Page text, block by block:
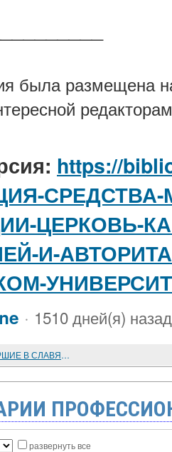
была размещена
https://
ЦЕРКОВЬ-
И-
· 1510 дней(я) назад
"НЕБЛАГОПОЛУЧНЫЕ" УМЕРШИЕ В СЛАВЯНСКОЙ И СКАНДИНАВСКОЙ ТРАДИЦИЯХ: "ЗАЛОЖНЫЕ" ПОКОЙНИКИ И "ОЖИВАЮЩИЕ МЕРТВЕЦЫ"
развернуть все